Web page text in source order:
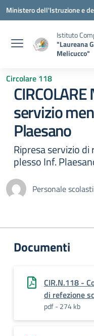
Vai ai contenuti
Vai al menu di navigazione
Vai al footer
Ministero dell'Istruzione e
Istituto
"Laureana
Melicucco"
Circolare 118
servizio
Plaesano
Ripresa servizio
plesso Inf.
Personale
Documenti
CIR.N.118 -
di refezione
pdf - 274 kb